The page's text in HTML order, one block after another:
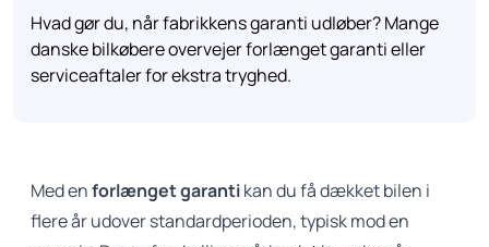
Hvad gør du, når fabrikkens garanti udløber? Mange
danske bilkøbere overvejer forlænget garanti eller
serviceaftaler for ekstra tryghed.
Med enforlænget garantikan du få dækket bilen i
flere år udover standardperioden, typisk mod en